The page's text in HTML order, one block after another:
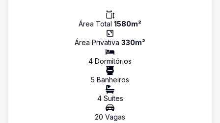
Área Total 1580m²
Área Privativa 330m²
4 Dormitórios
5 Banheiros
4Suítes
20 Vagas